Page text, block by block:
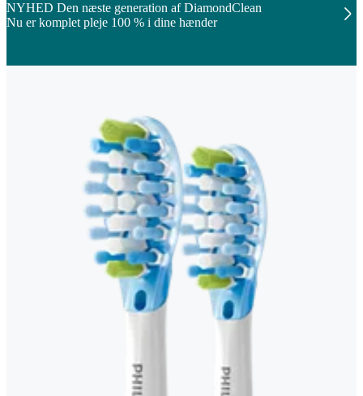
NYHED Den næste generation af DiamondClean
Nu er komplet pleje 100 % i dine hænder